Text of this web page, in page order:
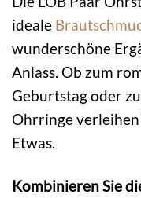
ideale
wunderschöne
Anlass. Ob zum
Geburtstag oder
Ohrringe
Etwas.
Kombinieren Sie